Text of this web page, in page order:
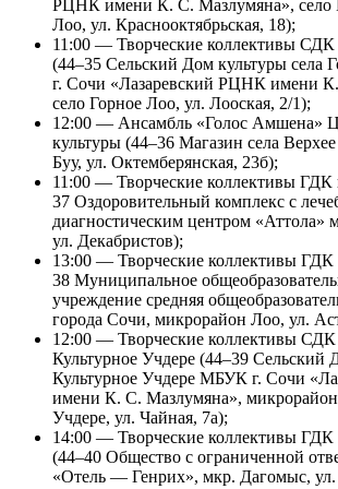
РЦНК имени К. С. Мазлумяна», село
Лоо, ул. Краснооктябрьская, 18);
11:00 — Творческие коллективы СДК
(44–35 Сельский Дом культуры
г. Сочи «Лазаревский РЦНК имени
село Горное Лоо, ул. Лооская, 2/1);
12:00 — Ансамбль «Голос Амшена»
культуры (44–36 Магазин села
Буу, ул. Октемберянская, 23б);
11:00 — Творческие коллективы ГДК
37 Оздоровительный комплекс с
диагностическим центром «Аттола»
ул. Декабристов);
13:00 — Творческие коллективы ГДК
38 Муниципальное
учреждение средняя
города Сочи, микрорайон Лоо, ул.
12:00 — Творческие коллективы СДК
Культурное Учдере (44–39 Сельский
Культурное Учдере МБУК г. Сочи
имени К. С. Мазлумяна», микрорайон
Учдере, ул. Чайная, 7а);
14:00 — Творческие коллективы ГДК
(44–40 Общество с ограниченной
«Отель — Генрих», мкр. Дагомыс,